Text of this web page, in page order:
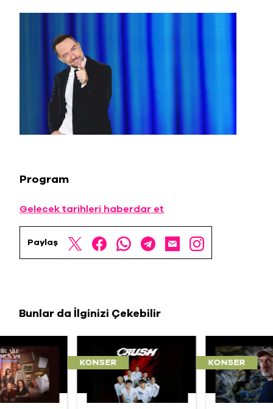
Program
Gelecek tarihleri haberdar et
Paylaş
Bunlar da İlginizi Çekebilir
KONSER KONSER